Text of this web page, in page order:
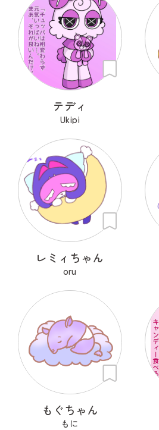
テディ
Ukipi
レミィちゃん
oru
もぐちゃん
もに